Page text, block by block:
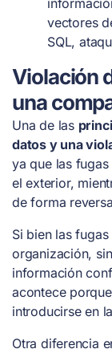
vectores
SQL,
Violación
una
Una de las
datos y una
ya que las
el exterior,
de forma
Si bien las
organización,
información
acontece
introducirse en
Otra diferencia